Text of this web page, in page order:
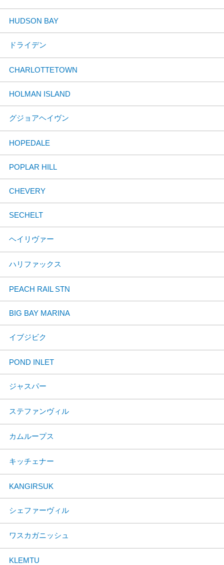
HUDSON BAY
ドライデン
CHARLOTTETOWN
HOLMAN ISLAND
グジョアヘイヴン
HOPEDALE
POPLAR HILL
CHEVERY
SECHELT
ヘイリヴァー
ハリファックス
PEACH RAIL STN
BIG BAY MARINA
イブジビク
POND INLET
ジャスパー
ステファンヴィル
カムループス
キッチェナー
KANGIRSUK
シェファーヴィル
ワスカガニッシュ
KLEMTU